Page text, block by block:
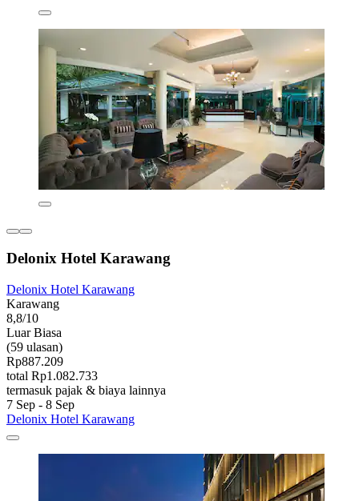
Delonix Hotel Karawang
Delonix Hotel Karawang
Karawang
8,8/10
Luar Biasa
(59 ulasan)
Rp887.209
total Rp1.082.733
termasuk pajak & biaya lainnya
7 Sep - 8 Sep
Delonix Hotel Karawang